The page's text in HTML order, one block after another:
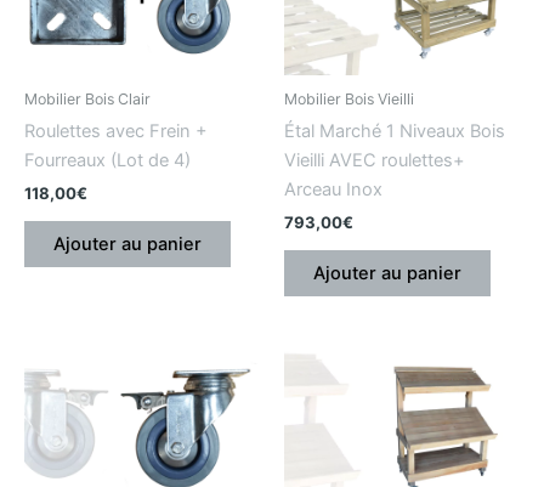
Mobilier Bois Clair
Roulettes avec Frein +
Fourreaux (Lot de 4)
118,00€
Ajouter au panier
Mobilier Bois Vieilli
Étal Marché 1 Niveaux Bois
Vieilli AVEC roulettes+
Arceau Inox
793,00€
Ajouter au panier